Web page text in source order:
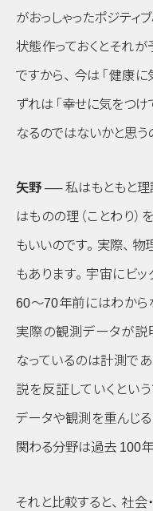
がおっしゃったポジティ
状態作っておくとそれ
ですから、 今は 「健康に
ずれは 「幸せに気をつけ
なるのではないかと思う
矢野 ──私はもともと
はものの理 （ことわり）
もいいのです。 実際、 物
もあります。 宇宙にビッ
60〜70年前にはわから
実際の観測データが説
なっているのは計測であ
説を反証していくとい
データや観測を重んじる
関わる分野は過去 100年
それと比較すると、 社会